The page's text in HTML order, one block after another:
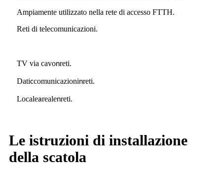
Ampiamente utilizzato nella rete di accesso FTTH.
Reti di telecomunicazioni.
TV via cavonreti.
Daticcomunicazioninreti.
Localearealenreti.
Le istruzioni di installazione
della scatola